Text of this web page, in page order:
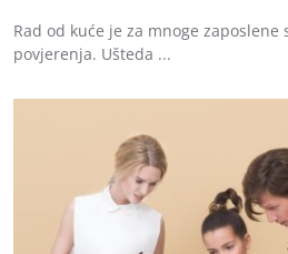
Rad od kuće je za mnoge
povjerenja. Ušteda ...